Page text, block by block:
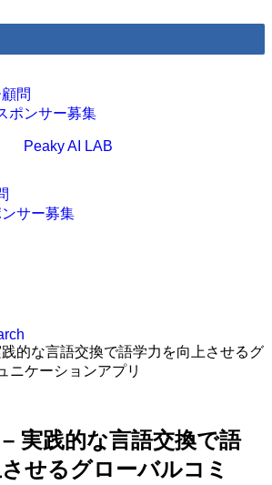
問
ポンサー募集
Peaky AI LAB
サー募集
的な言語交換で語学力を向上させるグ
ニケーションアプリ
実践的な言語交換で語
せるグローバルコミ